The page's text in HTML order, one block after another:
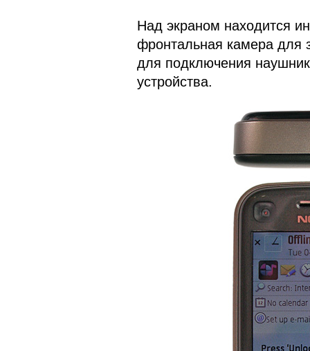
Над экраном находится
фронтальная камера для
для подключения
устройства.